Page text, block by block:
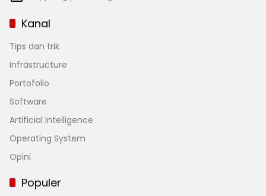
Kanal
Tips dan trik
Infrastructure
Portofolio
Software
Artificial Intelligence
Operating System
Opini
Populer